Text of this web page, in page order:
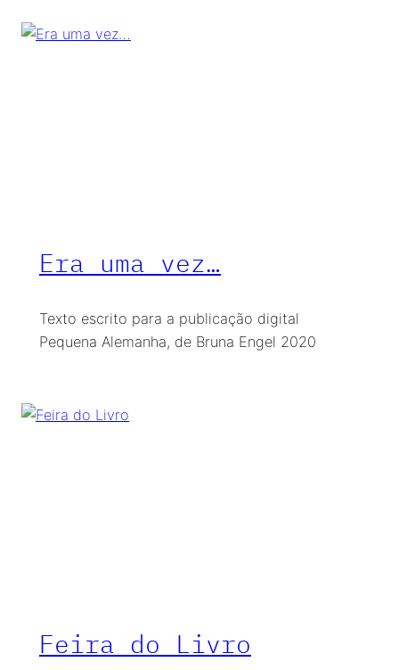
Era uma vez…
Texto escrito para a publicação digital
Pequena Alemanha, de Bruna Engel 2020
Feira do Livro